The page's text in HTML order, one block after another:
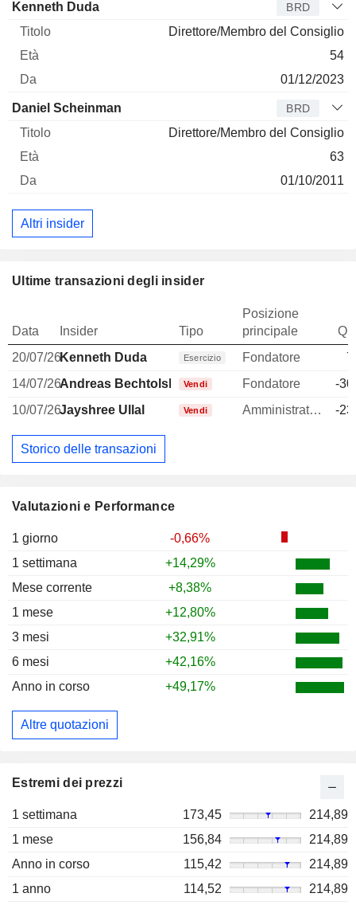
Valutazioni e Performance
1 giorno
-0,66%
1 settimana
+14,29%
Mese corrente
+8,38%
1 mese
+12,80%
3 mesi
+32,91%
6 mesi
+42,16%
Anno in corso
+49,17%
Altre quotazioni
Estremi dei prezzi
1 settimana 173,45
214,89
1 mese
156,84
214,89
Anno in corso
115,42
214,89
1 anno
114,52
214,89
Kenneth Duda BRD
Direttore/Membro del Consiglio
54
01/12/2023
Daniel Scheinman BRD
Direttore/Membro del Consiglio
63
01/10/2011
Altri insider
Ultime transazioni degli insider
Data Insider Tipo
Posizione
principale
20/07/26Kenneth Duda Esercizio Fondatore
14/07/26Andreas Bechtolsheim
Vendi Fondatore
-
10/07/26Jayshree Ullal Vendi Amministratore delegato -
Storico delle transazioni